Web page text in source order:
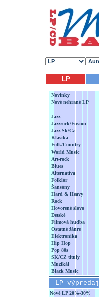
LP
Novinky
Nové nehrané LP
Jazz
Jazzrock/Fusion
Jazz Sk/Cz
Klasika
Folk/Country
World Music
Art-rock
Blues
Alternatíva
Folklór
Šansóny
Hard & Heavy
Rock
Hovorené slovo
Detské
Filmová hudba
Ostatné žánre
Elektronika
Hip Hop
Pop 80s
SK/CZ tituly
Muzikál
Black Music
LP výpredaj
Nové LP 20%-30%